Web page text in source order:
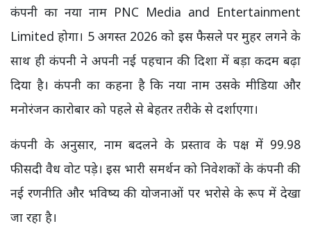
कंपनी का नया नाम PNC Media and Entertainment
Limited होगा। 5 अगस्त 2026 को इस फैसले पर मुहर लगने के
साथ ही कंपनी ने अपनी नई पहचान की दिशा में बड़ा कदम बढ़ा
दिया है। कंपनी का कहना है कि नया नाम उसके मीडिया और
मनोरंजन कारोबार को पहले से बेहतर तरीके से दर्शाएगा।
कंपनी के अनुसार, नाम बदलने के प्रस्ताव के पक्ष में 99.98
फीसदी वैध वोट पड़े। इस भारी समर्थन को निवेशकों के कंपनी की
नई रणनीति और भविष्य की योजनाओं पर भरोसे के रूप में देखा
जा रहा है।